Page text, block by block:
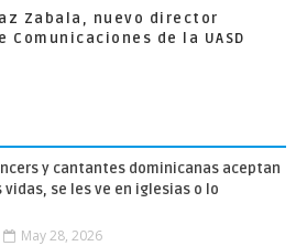
Zabala, nuevo director
Comunicaciones de la UASD
y cantantes dominicanas aceptan
vidas, se les ve en iglesias o lo
May 28, 2026